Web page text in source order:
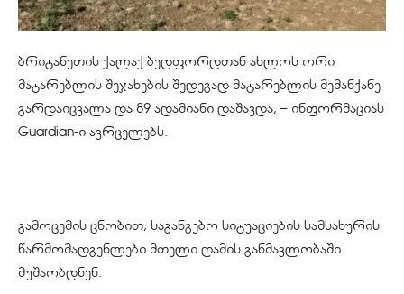
ბრიტანეთის ქალაქ ბედფორდთან ახლოს ორი
მატარებლის შეჯახების შედეგად მატარებლის მემანქანე
გარდაიცვალა და 89 ადამიანი დაშავდა, – ინფორმაციას
Guardian-ი ავრცელებს.
გამოცემის ცნობით, საგანგებო სიტუაციების სამსახურის
წარმომადგენლები მთელი ღამის განმავლობაში
მუშაობდნენ.